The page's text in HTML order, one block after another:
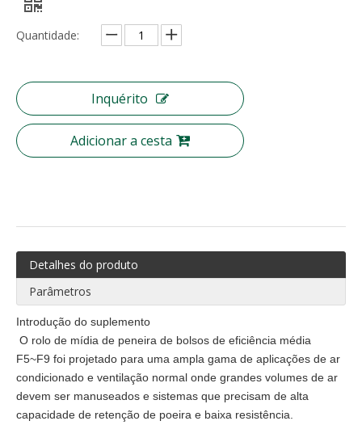
Meio de filtro de ar de fibra sintética lavável Meio de pré-filtro
Quantidade:
Inquérito
Adicionar a cesta
Detalhes do produto
Parâmetros
Introdução do suplemento
O rolo de mídia de peneira de bolsos de eficiência média
F5~F9 foi projetado para uma ampla gama de aplicações de ar
condicionado e ventilação normal onde grandes volumes de ar
devem ser manuseados e sistemas que precisam de alta
capacidade de retenção de poeira e baixa resistência.